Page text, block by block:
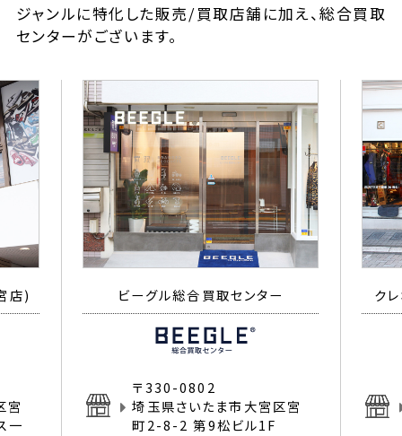
ジャンルに特化した販売/買取店舗に加え、総合買取
センターがございます。
店)
宮
一
ビーグル総合買取センター
〒330-0802
埼玉県さいたま市大宮区宮
町2-8-2 第9松ビル1F
ク